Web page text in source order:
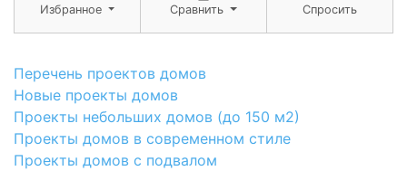
Избранное Сравнить Спросить
Перечень проектов домов
Новые проекты домов
Проекты небольших домов (до 150 м2)
Проекты домов в современном стиле
Проекты домов с подвалом